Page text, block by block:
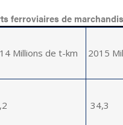
ferroviaires de
Millions de t-km 2015
34,3